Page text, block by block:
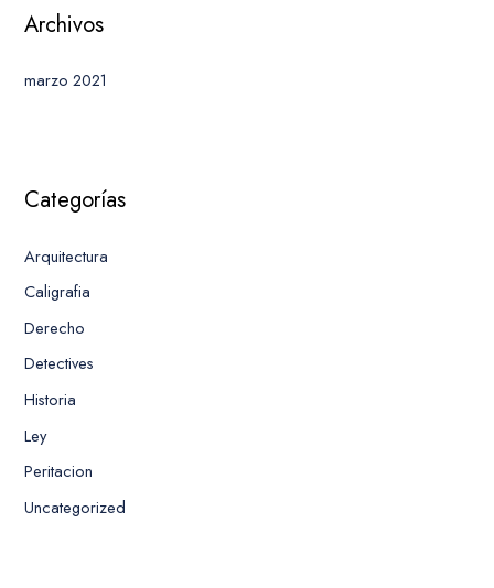
Archivos
marzo 2021
Categorías
Arquitectura
Caligrafia
Derecho
Detectives
Historia
Ley
Peritacion
Uncategorized